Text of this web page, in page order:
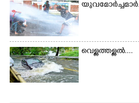
വെള്ളത്തള്ളൽ....